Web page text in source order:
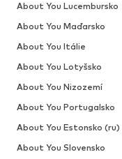
About You Lucembursko
About You Maďarsko
About You Itálie
About You Lotyšsko
About You Nizozemí
About You Portugalsko
About You Estonsko (ru)
About You Slovensko